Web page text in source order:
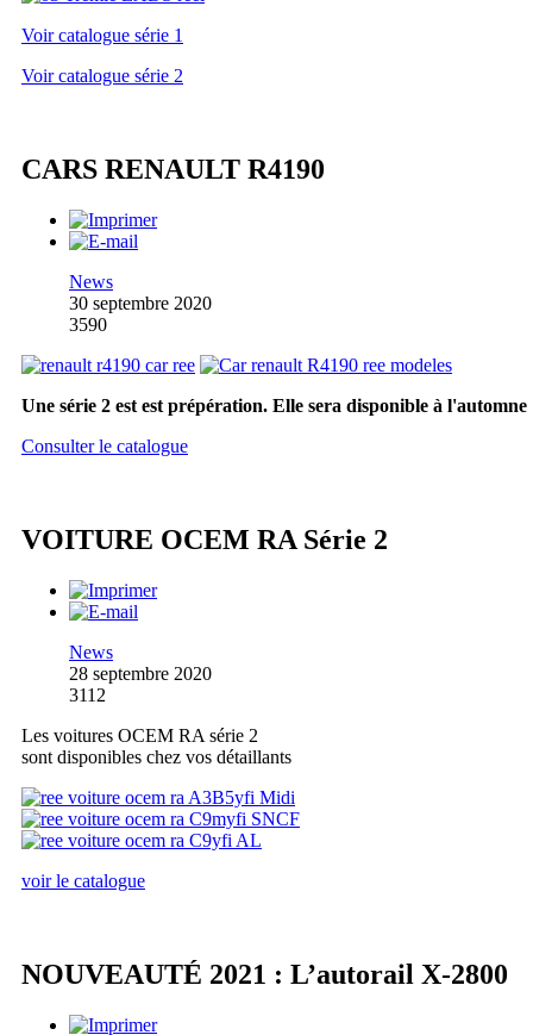
Voir catalogue série 1
Voir catalogue série 2
CARS RENAULT R4190
News
30 septembre 2020
3590
Une série 2 est est prépération. Elle sera disponible à l'automne
Consulter le catalogue
VOITURE OCEM RA Série 2
News
28 septembre 2020
3112
Les voitures OCEM RA série 2
sont disponibles chez vos détaillants
voir le catalogue
NOUVEAUTÉ 2021 : L’autorail X-2800